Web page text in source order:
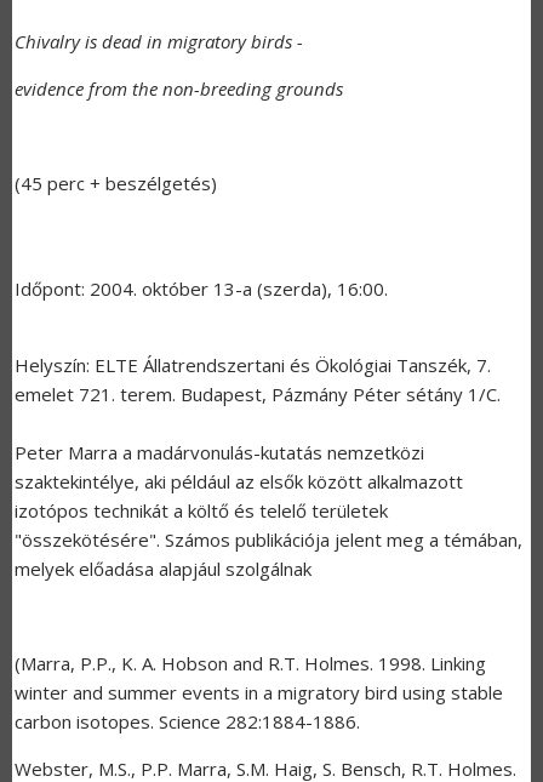
Chivalry is dead in migratory birds -
evidence from the non-breeding grounds
(45 perc + beszélgetés)
Időpont: 2004. október 13-a (szerda), 16:00.
Helyszín: ELTE Állatrendszertani és Ökológiai Tanszék, 7.
emelet 721. terem. Budapest, Pázmány Péter sétány 1/C.
Peter Marra a madárvonulás-kutatás nemzetközi
szaktekintélye, aki például az elsők között alkalmazott
izotópos technikát a költő és telelő területek
"összekötésére". Számos publikációja jelent meg a témában,
melyek előadása alapjául szolgálnak
(Marra, P.P., K. A. Hobson and R.T. Holmes. 1998. Linking
winter and summer events in a migratory bird using stable
carbon isotopes. Science 282:1884-1886.
Webster, M.S., P.P. Marra, S.M. Haig, S. Bensch, R.T. Holmes.